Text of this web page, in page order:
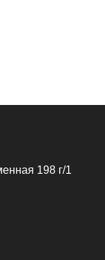
198 г/1